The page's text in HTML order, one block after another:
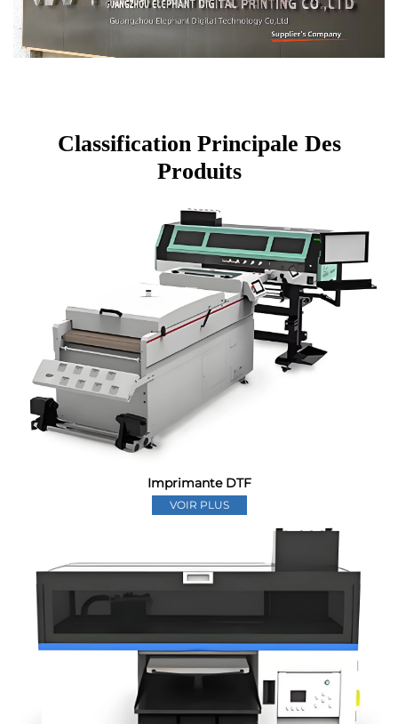
Classification Principale Des
Produits
Imprimante DTF
VOIR PLUS